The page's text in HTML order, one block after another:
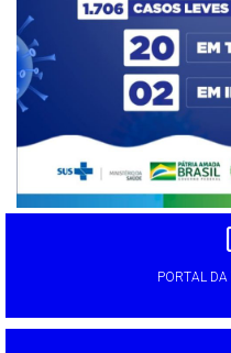
PORTAL